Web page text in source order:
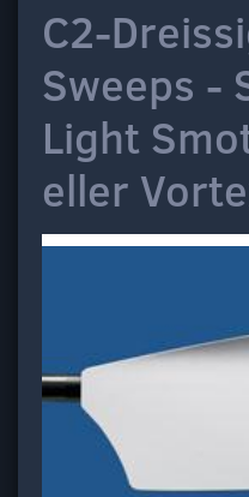
C2-
Sweeps -
Light
eller